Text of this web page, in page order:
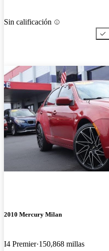
Sin calificación
2010 Mercury Milan
I4 Premier 150,868 millas